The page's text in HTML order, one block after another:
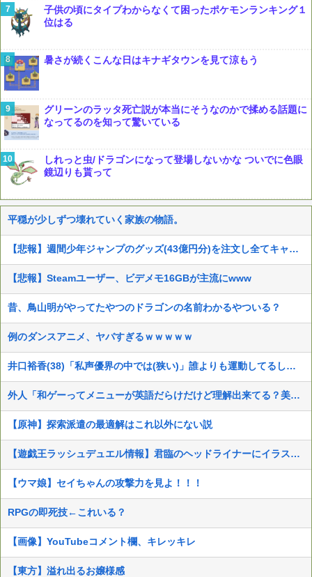
子供の頃にタイプわからなくて困ったポケモンランキング１
位はる
暑さが続くこんな日はキナギタウンを見て涼もう
グリーンのラッタ死亡説が本当にそうなのかで揉める話題に
なってるのを知って驚いている
しれっと虫/ドラゴンになって登場しないかな ついでに色眼
鏡辺りも貰って
平穏が少しずつ壊れていく家族の物語。
【悲報】週間少年ジャンプのグッズ(43億円分)を注文し全てキャンセルした女逮捕ｗｗｗｗｗｗｗｗ
【悲報】Steamユーザー、ビデメモ16GBが主流にwww
昔、鳥山明がやってたやつのドラゴンの名前わかるやついる？
例のダンスアニメ、ヤバすぎるｗｗｗｗｗ
井口裕香(38)「私声優界の中では(狭い)」誰よりも運動してるしお尻仕上がってると自負してます。負けないっ！」
外人「和ゲーってメニューが英語だらけだけど理解出来てる？美的センスでわざとそうしてる？」
【原神】探索派遣の最適解はこれ以外にない説
【遊戯王ラッシュデュエル情報】君臨のヘッドライナーにイラスト違いの「アインソフ・リッター」が収録決定！
【ウマ娘】セイちゃんの攻撃力を見よ！！！
RPGの即死技←これいる？
【画像】YouTubeコメント欄、キレッキレ
【東方】溢れ出るお嬢様感